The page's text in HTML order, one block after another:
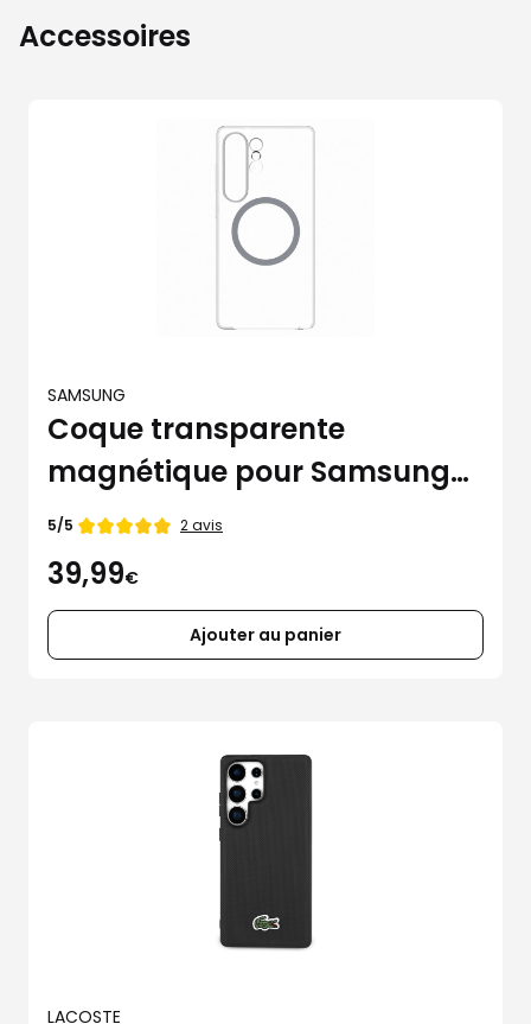
Accessoires
SAMSUNG
Coque transparente
magnétique pour Samsung
Galaxy S25 Ultra
Note
5/5 2 avis
39,99€
Ajouter au panier
LACOSTE